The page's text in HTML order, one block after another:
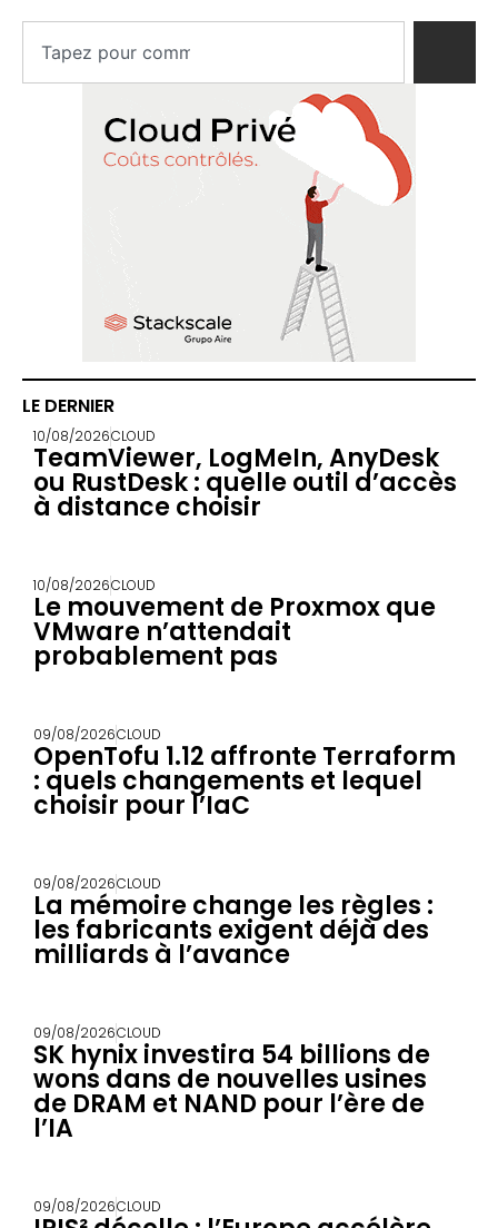
LE DERNIER
10/08/2026CLOUD
TeamViewer, LogMeIn, AnyDesk
ou RustDesk : quelle outil d’accès
à distance choisir
10/08/2026CLOUD
Le mouvement de Proxmox que
VMware n’attendait
probablement pas
09/08/2026CLOUD
OpenTofu 1.12 affronte Terraform
: quels changements et lequel
choisir pour l’IaC
09/08/2026CLOUD
La mémoire change les règles :
les fabricants exigent déjà des
milliards à l’avance
09/08/2026CLOUD
SK hynix investira 54 billions de
wons dans de nouvelles usines
de DRAM et NAND pour l’ère de
l’IA
09/08/2026CLOUD